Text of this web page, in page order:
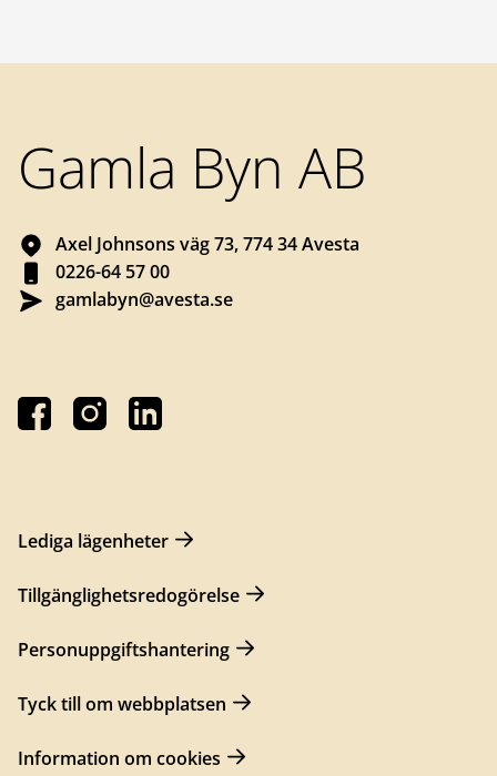
Gamla Byn AB
Axel Johnsons väg 73, 774 34 Avesta
0226-64 57 00
gamlabyn@avesta.se
Lediga lägenheter
Tillgänglighetsredogörelse
Personuppgiftshantering
Tyck till om webbplatsen
Information om cookies